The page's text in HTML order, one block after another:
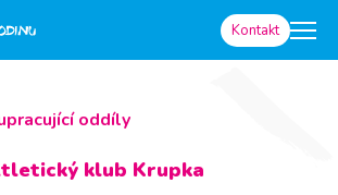
Kontakt
oddíly
klub Krupka